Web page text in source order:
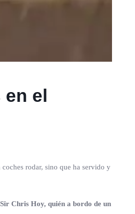
el
rodar, sino que ha servido y
Chris Hoy, quién a bordo de un